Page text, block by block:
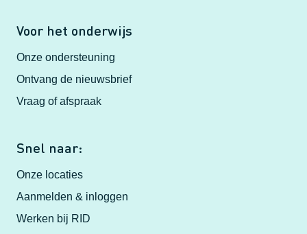
Voor het onderwijs
Onze ondersteuning
Ontvang de nieuwsbrief
Vraag of afspraak
Snel naar:
Onze locaties
Aanmelden & inloggen
Werken bij RID